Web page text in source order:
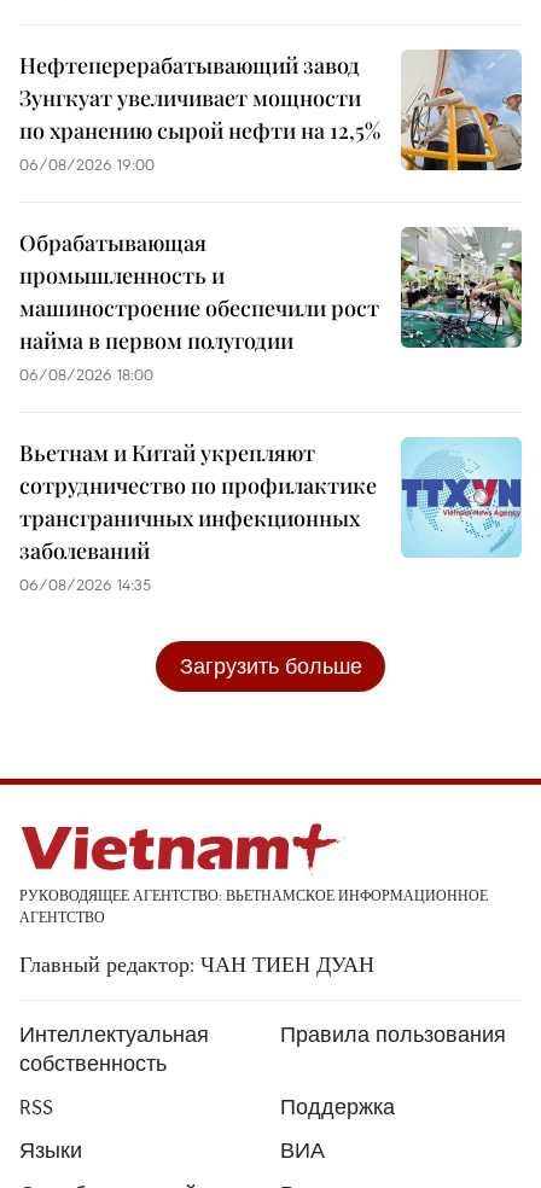
Нефтеперерабатывающий завод
Зунгкуат увеличивает мощности
по хранению сырой нефти на 12,5%
06/08/2026 19:00
Обрабатывающая
промышленность и
машиностроение обеспечили рост
найма в первом полугодии
06/08/2026 18:00
Вьетнам и Китай укрепляют
сотрудничество по профилактике
трансграничных инфекционных
заболеваний
06/08/2026 14:35
Загрузить больше
РУКОВОДЯЩЕЕ АГЕНТСТВО: ВЬЕТНАМСКОЕ ИНФОРМАЦИОННОЕ
АГЕНТСТВО
Главный редактор: ЧАН ТИЕН ДУАН
Интеллектуальная
собственность
Правила пользования
RSS
Поддержка
Языки
ВИА